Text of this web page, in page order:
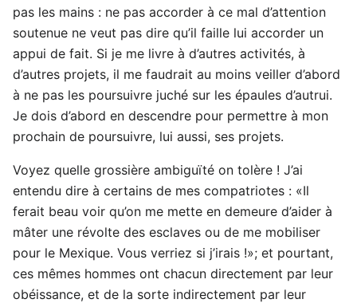
pas les mains : ne pas accorder à ce mal d’attention
soutenue ne veut pas dire qu’il faille lui accorder un
appui de fait. Si je me livre à d’autres activités, à
d’autres projets, il me faudrait au moins veiller d’abord
à ne pas les poursuivre juché sur les épaules d’autrui.
Je dois d’abord en descendre pour permettre à mon
prochain de poursuivre, lui aussi, ses projets.
Voyez quelle grossière ambiguïté on tolère ! J’ai
entendu dire à certains de mes compatriotes : «Il
ferait beau voir qu’on me mette en demeure d’aider à
mâter une révolte des esclaves ou de me mobiliser
pour le Mexique. Vous verriez si j’irais !»; et pourtant,
ces mêmes hommes ont chacun directement par leur
obéissance, et de la sorte indirectement par leur